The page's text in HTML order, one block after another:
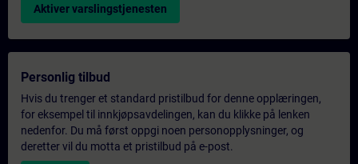
Aktiver varslingstjenesten
Personlig tilbud
Hvis du trenger et standard pristilbud for denne opplæringen,
for eksempel til innkjøpsavdelingen, kan du klikke på lenken
nedenfor. Du må først oppgi noen personopplysninger, og
deretter vil du motta et pristilbud på e-post.